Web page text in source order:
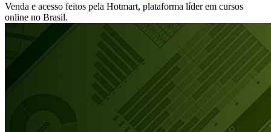
Venda e acesso feitos pela Hotmart, plataforma líder em cursos
online no Brasil.